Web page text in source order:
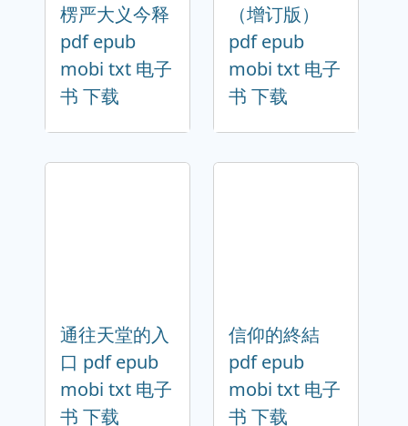
楞严大义今释
pdf epub
mobi txt 电子
书 下载
（增订版）
pdf epub
mobi txt 电子
书 下载
通往天堂的入
口 pdf epub
mobi txt 电子
书 下载
信仰的終結
pdf epub
mobi txt 电子
书 下载